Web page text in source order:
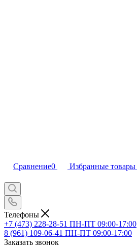
Сравнение0 Избранные товары
Телефоны
+7 (473) 228-28-51 ПН-ПТ 09:00-17:00
8 (961) 109-06-41 ПН-ПТ 09:00-17:00
Заказать звонок